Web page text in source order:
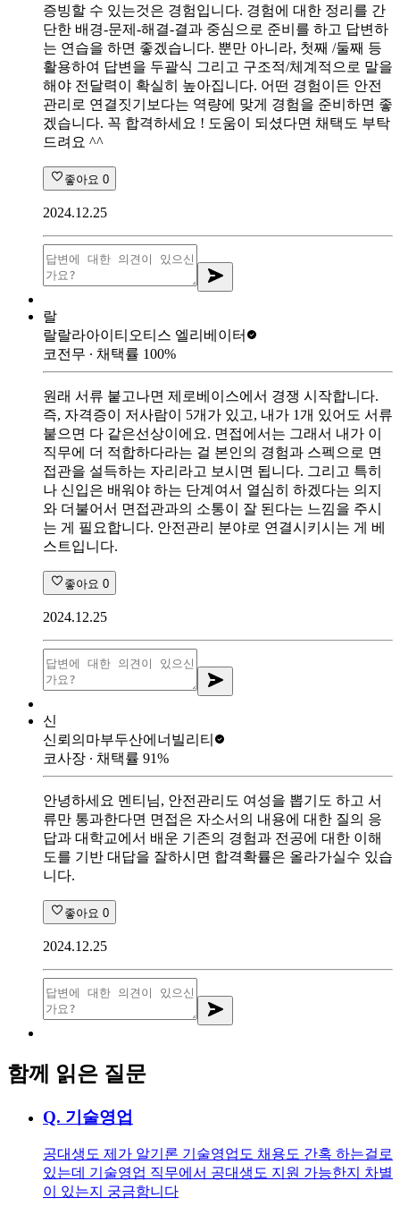
증빙할 수 있는것은 경험입니다. 경험에 대한 정리를 간
단한 배경-문제-해결-결과 중심으로 준비를 하고 답변하
는 연습을 하면 좋겠습니다. 뿐만 아니라, 첫째 /둘째 등
활용하여 답변을 두괄식 그리고 구조적/체계적으로 말을
해야 전달력이 확실히 높아집니다. 어떤 경험이든 안전
관리로 연결짓기보다는 역량에 맞게 경험을 준비하면 좋
겠습니다. 꼭 합격하세요 ! 도움이 되셨다면 채택도 부탁
드려요 ^^
좋아요 0
2024.12.25
랄
랄랄라아이티 오티스 엘리베이터
코전무 ∙ 채택률 100%
원래 서류 붙고나면 제로베이스에서 경쟁 시작합니다.
즉, 자격증이 저사람이 5개가 있고, 내가 1개 있어도 서류
붙으면 다 같은선상이에요. 면접에서는 그래서 내가 이
직무에 더 적합하다라는 걸 본인의 경험과 스펙으로 면
접관을 설득하는 자리라고 보시면 됩니다. 그리고 특히
나 신입은 배워야 하는 단계여서 열심히 하겠다는 의지
와 더불어서 면접관과의 소통이 잘 된다는 느낌을 주시
는 게 필요합니다. 안전관리 분야로 연결시키시는 게 베
스트입니다.
좋아요 0
2024.12.25
신
신뢰의마부두산에너빌리티
코사장 ∙ 채택률 91%
안녕하세요 멘티님, 안전관리도 여성을 뽑기도 하고 서
류만 통과한다면 면접은 자소서의 내용에 대한 질의 응
답과 대학교에서 배운 기존의 경험과 전공에 대한 이해
도를 기반 대답을 잘하시면 합격확률은 올라가실수 있습
니다.
좋아요 0
2024.12.25
함께 읽은 질문
Q. 기술영업
공대생도 제가 알기론 기술영업도 채용도 간혹 하는걸로
있는데 기술영업 직무에서 공대생도 지원 가능한지 차별
이 있는지 궁금함니다